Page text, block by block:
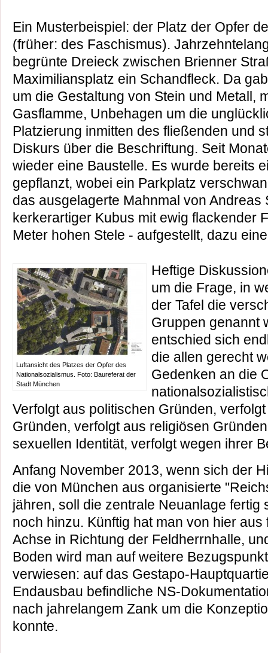
Ein Musterbeispiel: der Platz der Opfer
(früher: des Faschismus).
begrünte Dreieck zwischen Brienner
Maximiliansplatz ein Schandfleck. Da
um die Gestaltung von Stein und Metall,
Gasflamme, Unbehagen um die
Platzierung inmitten des fließenden und
Diskurs über die Beschriftung. Seit
wieder eine Baustelle. Es wurde bereits
gepflanzt, wobei ein Parkplatz
das ausgelagerte Mahnmal von Andreas
kerkerartiger Kubus mit ewig flackender
Meter hohen Stele - aufgestellt, dazu
Luftansicht des Platzes der Opfer des
Nationalsozialismus. Foto: Baureferat der
Stadt München
Heftige
um die Frage, in
der Tafel die
Gruppen genannt
entschied sich
die allen gerecht
Gedenken an die
Verfolgt aus politischen Gründen,
Gründen, verfolgt aus religiösen
sexuellen Identität, verfolgt wegen ihrer
Anfang November 2013, wenn sich der
die von München aus organisierte
jähren, soll die zentrale Neuanlage fertig
noch hinzu. Künftig hat man von hier aus
Achse in Richtung der Feldherrnhalle,
Boden wird man auf weitere
verwiesen: auf das Gestapo-
Endausbau befindliche NS-
nach jahrelangem Zank um die
konnte.